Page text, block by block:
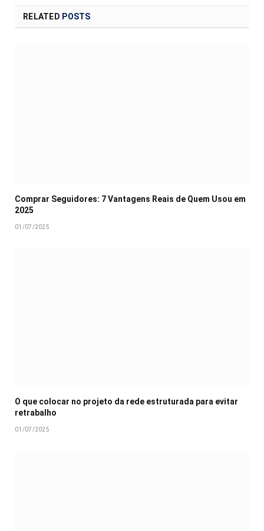
RELATED POSTS
Comprar Seguidores: 7 Vantagens Reais de Quem Usou em
2025
01/07/2025
O que colocar no projeto da rede estruturada para evitar
retrabalho
01/07/2025